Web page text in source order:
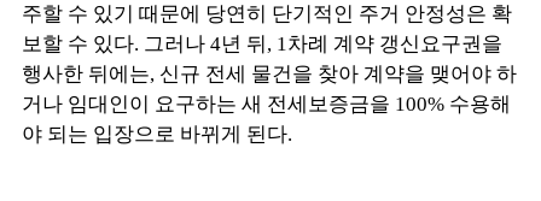
주할 수 있기 때문에 당연히 단기적인 주거 안정성은 확
보할 수 있다. 그러나 4년 뒤, 1차례 계약 갱신요구권을
행사한 뒤에는, 신규 전세 물건을 찾아 계약을 맺어야 하
거나 임대인이 요구하는 새 전세보증금을 100% 수용해
야 되는 입장으로 바뀌게 된다.